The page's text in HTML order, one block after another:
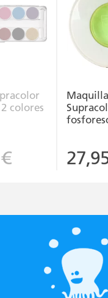
colores
€